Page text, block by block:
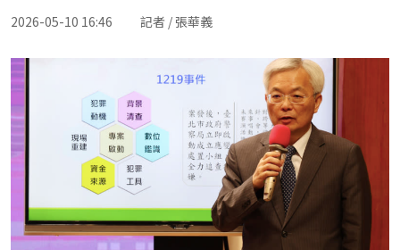
2026-05-10 16:46 記者 / 張華義